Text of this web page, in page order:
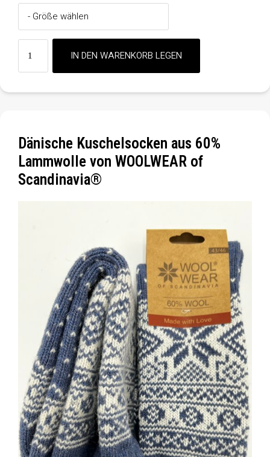
Dänische Kuschelsocken aus 60%
Lammwolle von WOOLWEAR of
Scandinavia®